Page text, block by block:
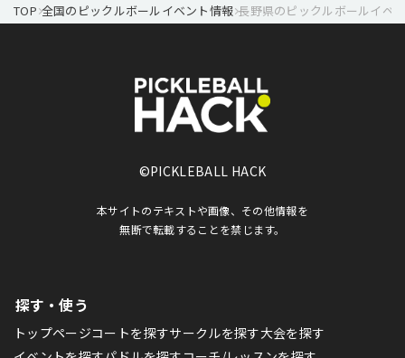
TOP 全国のピックルボールイベント情報 長野県のピックルボールイベ
©PICKLEBALL HACK
本サイトのテキストや画像、その他情報を
無断で転載することを禁じます。
探す・使う
トップページコートを探すサークルを探す大会を探す